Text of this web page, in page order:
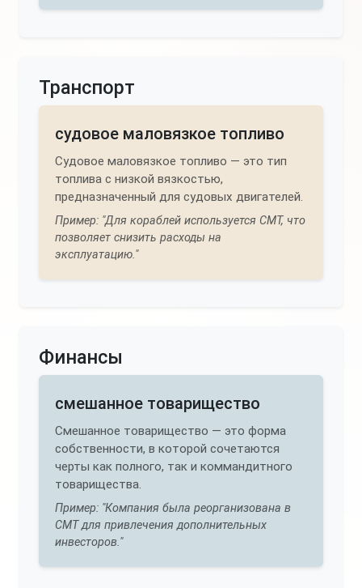
Транспорт
судовое маловязкое топливо
Судовое маловязкое топливо — это тип
топлива с низкой вязкостью,
предназначенный для судовых двигателей.
Пример: "Для кораблей используется СМТ, что
позволяет снизить расходы на
эксплуатацию."
Финансы
смешанное товарищество
Смешанное товарищество — это форма
собственности, в которой сочетаются
черты как полного, так и коммандитного
товарищества.
Пример: "Компания была реорганизована в
СМТ для привлечения дополнительных
инвесторов."